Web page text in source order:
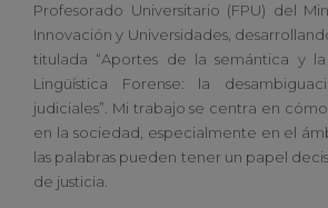
Profesorado Universitario (FPU) del
Innovación y Universidades,
titulada “Aportes de la semántica y
Lingüística Forense: la
judiciales”. Mi trabajo se centra en
en la sociedad, especialmente en el
las palabras pueden tener un papel
de justicia.